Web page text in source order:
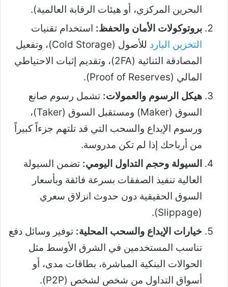
البحرين المركزي، أو هيئات الرقابة العالمية).
بروتوكولات الأمان والحفظ: استخدام تقنيات
التخزين البارد
للأصول (Cold Storage)، وتفعيل
المصادقة الثنائية (2FA)، وتقديم إثبات الاحتياطي
المالي (Proof of Reserves).
هيكل الرسوم والعمولات: تشمل رسوم صانع
السوق (Maker) ومستقبل السوق (Taker)،
ورسوم الإيداع والسحب التي قد تلتهم جزءاً كبيراً
من أرباحك إذا لم تكن مدروسة.
السيولة وحجم التداول اليومي: تضمن السيولة
العالية تنفيذ الصفقات بسرعة فائقة وبأسعار
السوق الحقيقية دون حدوث انزلاق سعري
(Slippage).
خيارات الإيداع والسحب المحلية: توفير وسائل دفع
تناسب المستخدمين في الشرق الأوسط مثل
الحوالات البنكية المباشرة، بطاقات مدى، أو
أسواق التداول من شخص لشخص (P2P).